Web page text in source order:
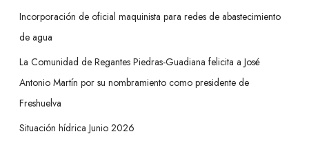
Incorporación de oficial maquinista para redes de abastecimiento
de agua
La Comunidad de Regantes Piedras-Guadiana felicita a José
Antonio Martín por su nombramiento como presidente de
Freshuelva
Situación hídrica Junio 2026